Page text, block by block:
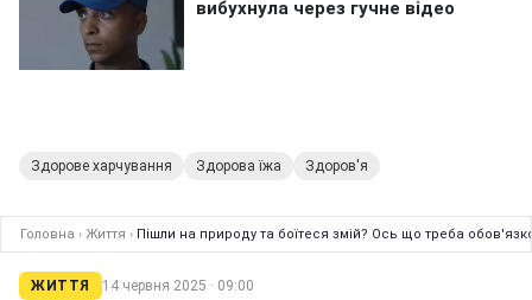
Здорове харчування Здорова їжа Здоров'я
Головна › Життя › Пішли на природу та боїтеся змій? Ось що треба
ЖИТТЯ 14 червня 2025 · 09:00